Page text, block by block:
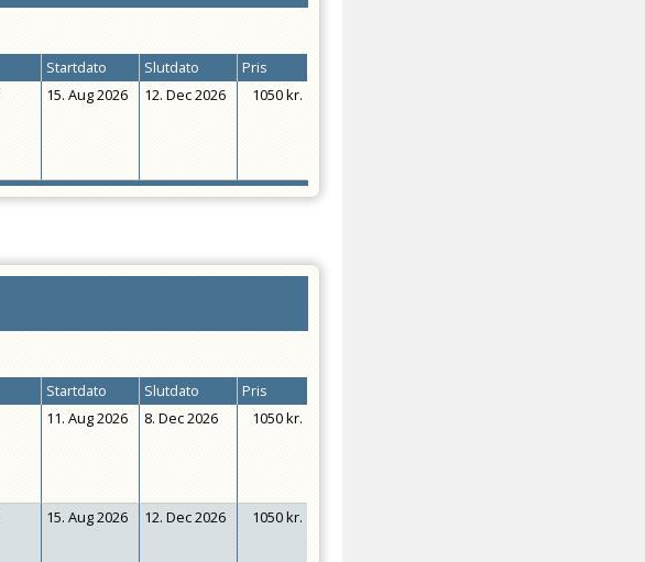
Startdato Slutdato
Pris
15. Aug 2026 12. Dec 2026 1050 kr.
Startdato Slutdato
Pris
11. Aug 2026 8. Dec 2026 1050 kr.
15. Aug 2026 12. Dec 2026 1050 kr.